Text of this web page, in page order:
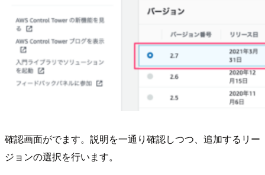
確認画面がでます。説明を一通り確認しつつ、追加するリー
ジョンの選択を行います。